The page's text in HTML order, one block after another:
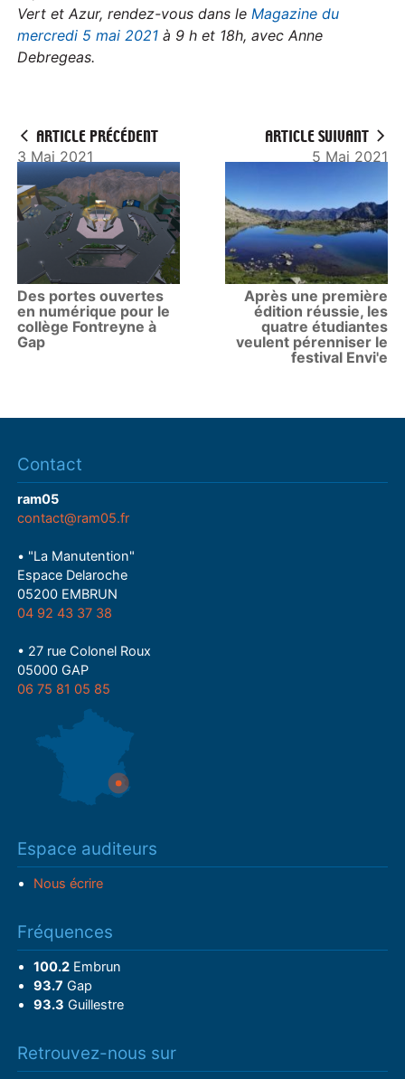
Vert et Azur, rendez-vous dans leMagazine du
mercredi 5 mai 2021 à 9 h et 18h, avec Anne
Debregeas.
ARTICLE PRÉCÉDENT
3 Mai 2021
Des portes ouvertes
en numérique pour le
collège Fontreyne à
Gap
ARTICLE SUIVANT
5 Mai 2021
Après une première
édition réussie, les
quatre étudiantes
veulent pérenniser le
festival Envi'e
Contact
ram05
contact@ram05.fr
• "La Manutention"
Espace Delaroche
05200 EMBRUN
04 92 43 37 38
• 27 rue Colonel Roux
05000 GAP
06 75 81 05 85
Espace auditeurs
Nous écrire
Fréquences
100.2Embrun
93.7 Gap
93.3 Guillestre
Retrouvez-nous sur